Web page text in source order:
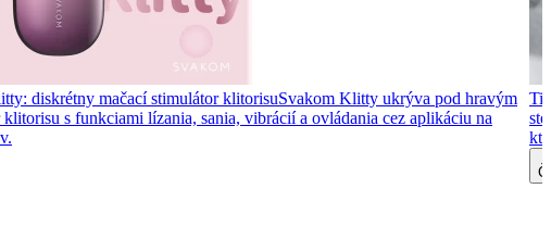
diskrétny mačací stimulátor klitorisuSvakom Klitty ukrýva pod hravým
s funkciami lízania, sania, vibrácií a ovládania cez aplikáciu na